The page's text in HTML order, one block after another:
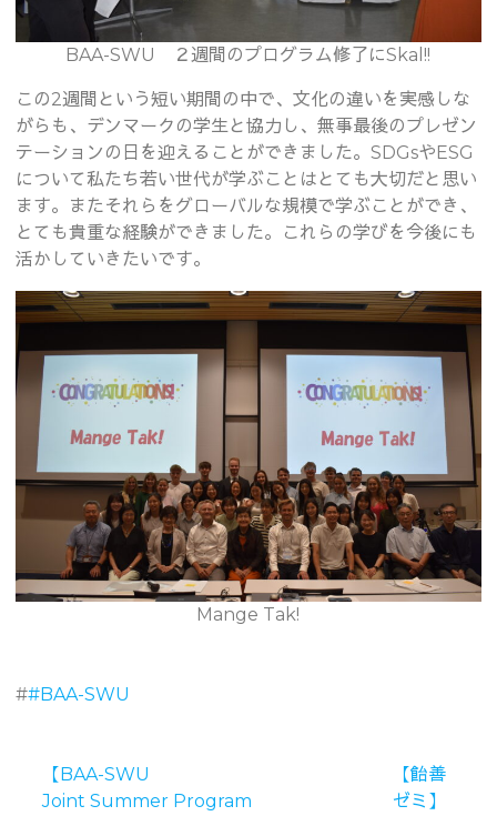
BAA-SWU ２週間のプログラム修了にSkal!!
この2週間という短い期間の中で、文化の違いを実感しな
がらも、デンマークの学生と協力し、無事最後のプレゼン
テーションの日を迎えることができました。SDGsやESG
について私たち若い世代が学ぶことはとても大切だと思い
ます。またそれらをグローバルな規模で学ぶことができ、
とても貴重な経験ができました。これらの学びを今後にも
活かしていきたいです。
Mange Tak!
##BAA-SWU
【BAA-SWU
Joint Summer Program
【飴善
ゼミ】